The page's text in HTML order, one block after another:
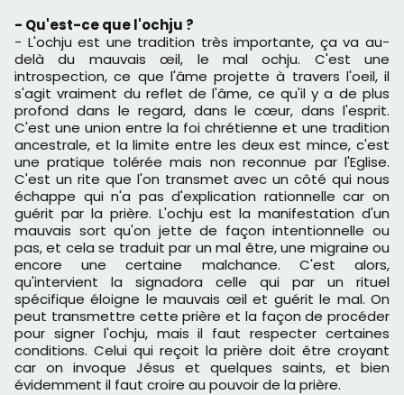
- Qu'est-ce que l'ochju ?
- L'ochju est une tradition très importante, ça va au-
delà du mauvais œil, le mal ochju. C'est une
introspection, ce que l'âme projette à travers l'oeil, il
s'agit vraiment du reflet de l'âme, ce qu'il y a de plus
profond dans le regard, dans le cœur, dans l'esprit.
C'est une union entre la foi chrétienne et une tradition
ancestrale, et la limite entre les deux est mince, c'est
une pratique tolérée mais non reconnue par l'Eglise.
C'est un rite que l'on transmet avec un côté qui nous
échappe qui n'a pas d'explication rationnelle car on
guérit par la prière. L'ochju est la manifestation d'un
mauvais sort qu'on jette de façon intentionnelle ou
pas, et cela se traduit par un mal être, une migraine ou
encore une certaine malchance. C'est alors,
qu'intervient la signadora celle qui par un rituel
spécifique éloigne le mauvais œil et guérit le mal. On
peut transmettre cette prière et la façon de procéder
pour signer l'ochju, mais il faut respecter certaines
conditions. Celui qui reçoit la prière doit être croyant
car on invoque Jésus et quelques saints, et bien
évidemment il faut croire au pouvoir de la prière.